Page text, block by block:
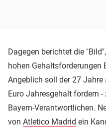
Dagegen berichtet die
hohen Gehaltsforderungen
Angeblich soll der 27
Euro Jahresgehalt fordern
Bayern-Verantwortlichen.
von Atletico Madrid ein